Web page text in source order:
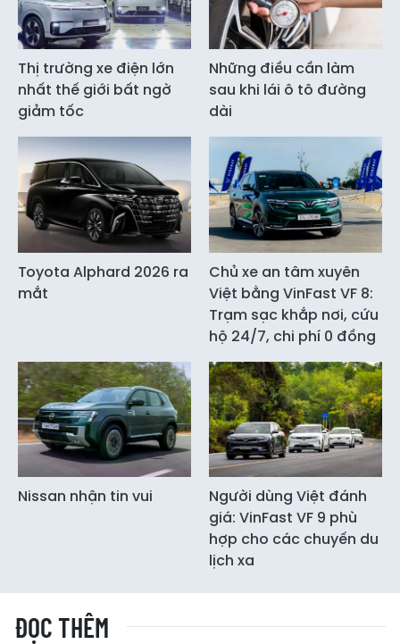
Thị trường xe điện lớn
nhất thế giới bất ngờ
giảm tốc
Những điều cần làm
sau khi lái ô tô đường
dài
Toyota Alphard 2026 ra
mắt
Chủ xe an tâm xuyên
Việt bằng VinFast VF 8:
Trạm sạc khắp nơi, cứu
hộ 24/7, chi phí 0 đồng
Nissan nhận tin vui
Người dùng Việt đánh
giá: VinFast VF 9 phù
hợp cho các chuyến du
lịch xa
ĐỌC THÊM